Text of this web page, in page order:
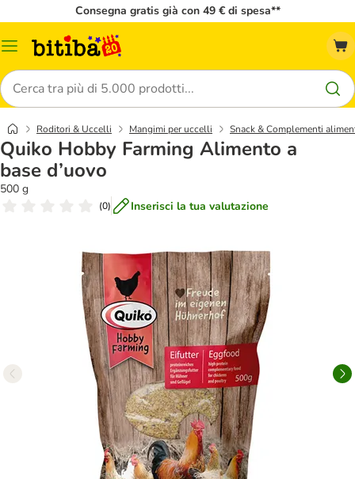
Consegna gratis già con 49 € di spesa**
Overview
Cerca
Roditori & Uccelli Mangimi per uccelli Snack & Complementi
Quiko Hobby Farming Alimento a
base d’uovo
500 g
(0) Inserisci la tua valutazione